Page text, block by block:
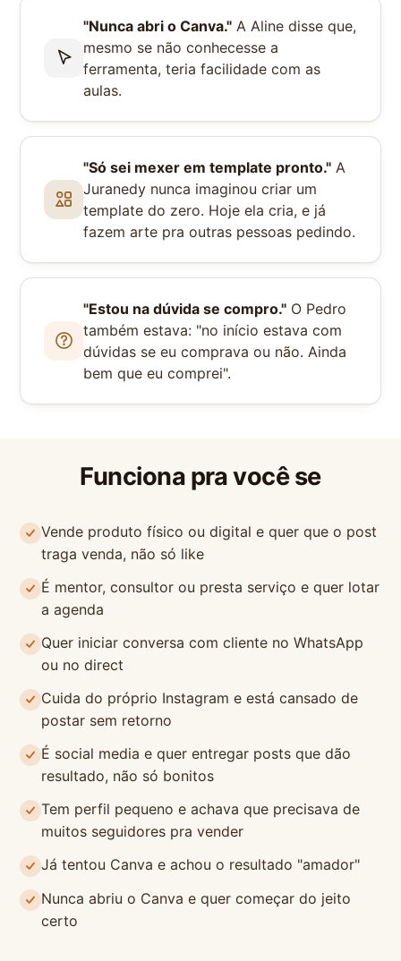
"Nunca abri o Canva." A Aline disse que,
mesmo se não conhecesse a
ferramenta, teria facilidade com as
aulas.
"Só sei mexer em template pronto." A
Juranedy nunca imaginou criar um
template do zero. Hoje ela cria, e já
fazem arte pra outras pessoas pedindo.
"Estou na dúvida se compro." O Pedro
também estava: "no início estava com
dúvidas se eu comprava ou não. Ainda
bem que eu comprei".
Funciona pra você se
Vende produto físico ou digital e quer que o post
traga venda, não só like
É mentor, consultor ou presta serviço e quer lotar
a agenda
Quer iniciar conversa com cliente no WhatsApp
ou no direct
Cuida do próprio Instagram e está cansado de
postar sem retorno
É social media e quer entregar posts que dão
resultado, não só bonitos
Tem perfil pequeno e achava que precisava de
muitos seguidores pra vender
Já tentou Canva e achou o resultado "amador"
Nunca abriu o Canva e quer começar do jeito
certo